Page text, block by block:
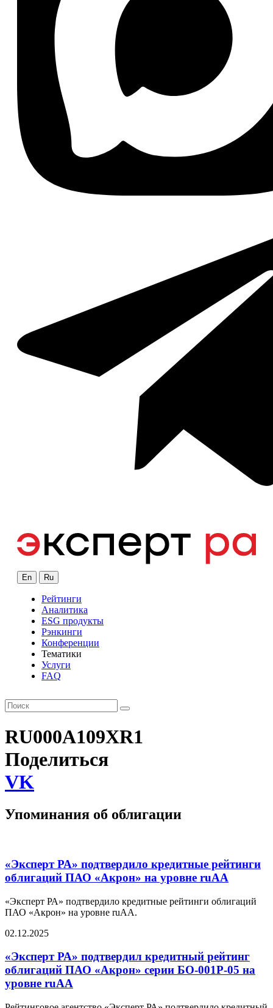
En Ru
Рейтинги
Аналитика
ESG продукты
Рэнкинги
Конференции
Тематики
Услуги
FAQ
RU000A109XR1
Поделиться
VK
Упоминания об облигации
«Эксперт РА» подтвердило кредитные рейтинги
облигаций ПАО «Акрон» на уровне ruAA
«Эксперт РА» подтвердило кредитные рейтинги облигаций
ПАО «Акрон» на уровне ruAA.
02.12.2025
«Эксперт РА» подтвердил кредитный рейтинг
облигаций ПАО «Акрон» серии БО-001Р-05 на
уровне ruAA